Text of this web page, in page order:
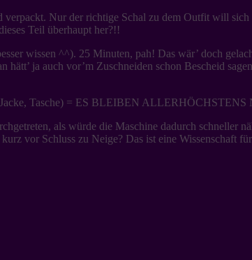
Nur der richtige Schal zu dem Outfit will
Teil überhaupt her?!!
wissen ^^). 25 Minuten, pah! Das wär’ doch
ja auch vor’m Zuschneiden schon Bescheid
Jacke, Tasche) = ES BLEIBEN
als würde die Maschine dadurch schneller
vor Schluss zu Neige? Das ist eine Wissenschaft